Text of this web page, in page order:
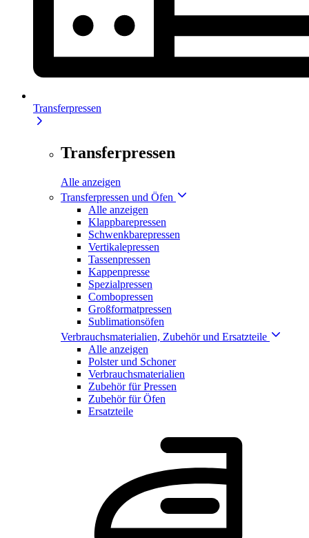
Transferpressen
Transferpressen
Alle anzeigen
Transferpressen und Öfen
Alle anzeigen
Klappbarepressen
Schwenkbarepressen
Vertikalepressen
Tassenpressen
Kappenpresse
Spezialpressen
Combopressen
Großformatpressen
Sublimationsöfen
Verbrauchsmaterialien, Zubehör und Ersatzteile
Alle anzeigen
Polster und Schoner
Verbrauchsmaterialien
Zubehör für Pressen
Zubehör für Öfen
Ersatzteile